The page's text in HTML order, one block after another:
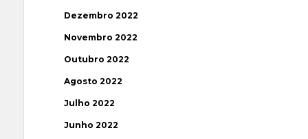
Dezembro 2022
Novembro 2022
Outubro 2022
Agosto 2022
Julho 2022
Junho 2022